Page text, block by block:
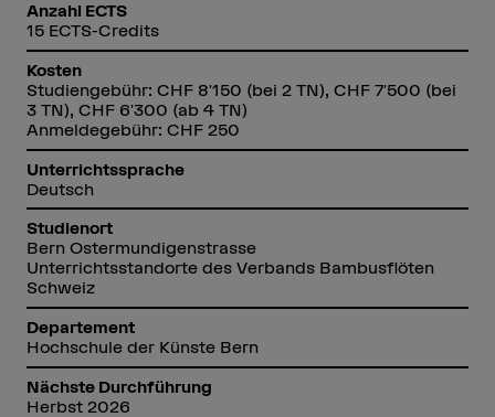
Anzahl ECTS
15 ECTS-Credits
Kosten
Studiengebühr: CHF 8'150 (bei 2 TN), CHF 7'500 (bei
3 TN), CHF 6'300 (ab 4 TN)
Anmeldegebühr: CHF 250
Unterrichtssprache
Deutsch
Studienort
Bern Ostermundigenstrasse
Unterrichtsstandorte des Verbands Bambusflöten
Schweiz
Departement
Hochschule der Künste Bern
Nächste Durchführung
Herbst 2026